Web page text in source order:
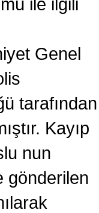
Genel
tarafından
Kayıp
nun
gönderilen